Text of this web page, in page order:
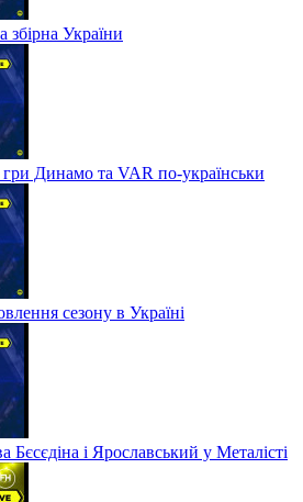
України
гри Динамо та VAR по-українськи
сезону в Україні
і Ярославський у Металісті